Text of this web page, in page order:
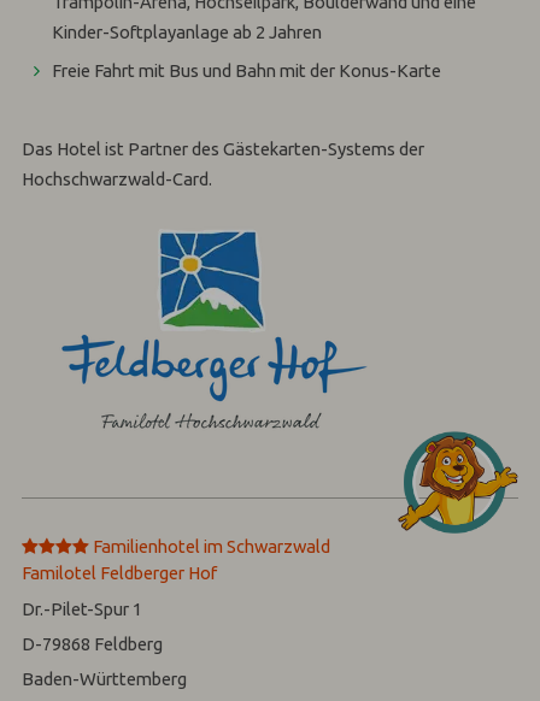
Kinder-Softplayanlage ab 2 Jahren
Freie Fahrt mit Bus und Bahn mit der Konus-Karte
Das Hotel ist Partner des Gästekarten-Systems der
Hochschwarzwald-Card.
****
Familienhotel im Schwarzwald
Familotel Feldberger Hof
Dr.-Pilet-Spur 1
D-79868 Feldberg
Baden-Württemberg